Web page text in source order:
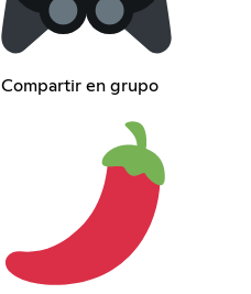
Compartir en grupo